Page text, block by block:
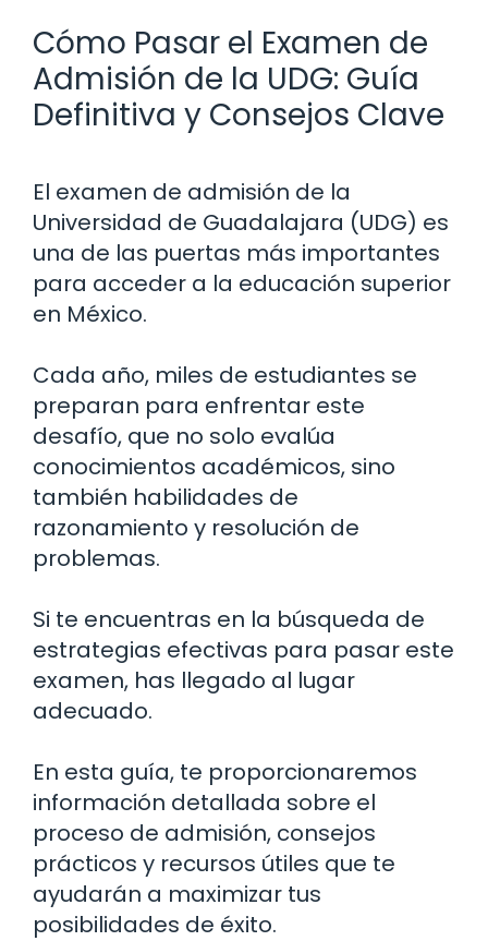
Cómo Pasar el Examen de
Admisión de la UDG: Guía
Definitiva y Consejos Clave
El examen de admisión de la
Universidad de Guadalajara (UDG) es
una de las puertas más importantes
para acceder a la educación superior
en México.
Cada año, miles de estudiantes se
preparan para enfrentar este
desafío, que no solo evalúa
conocimientos académicos, sino
también habilidades de
razonamiento y resolución de
problemas.
Si te encuentras en la búsqueda de
estrategias efectivas para pasar este
examen, has llegado al lugar
adecuado.
En esta guía, te proporcionaremos
información detallada sobre el
proceso de admisión, consejos
prácticos y recursos útiles que te
ayudarán a maximizar tus
posibilidades de éxito.